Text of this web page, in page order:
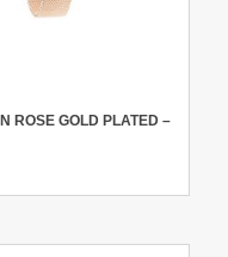
ROSE GOLD PLATED –